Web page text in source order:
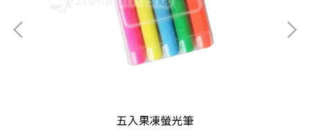
五入果凍螢光筆